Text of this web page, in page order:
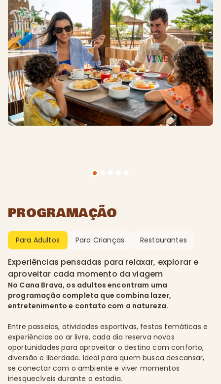
PROGRAMAÇÃO
Para Adultos Para Crianças Restaurantes
Experiências pensadas para relaxar, explorar e
aproveitar cada momento da viagem
No Cana Brava, os adultos encontram uma
programação completa que combina lazer,
entretenimento e contato com a natureza.
Entre passeios, atividades esportivas, festas temáticas e
experiências ao ar livre, cada dia reserva novas
oportunidades para aproveitar o destino com conforto,
diversão e liberdade. Ideal para quem busca descansar,
se conectar com o ambiente e viver momentos
inesquecíveis durante a estadia.